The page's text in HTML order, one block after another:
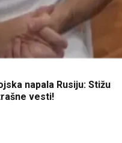
napala Rusiju: Stižu
vesti!